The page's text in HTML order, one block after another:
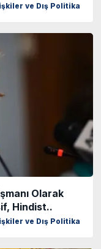
ve Dış Politika
Olarak
Hindist..
ve Dış Politika